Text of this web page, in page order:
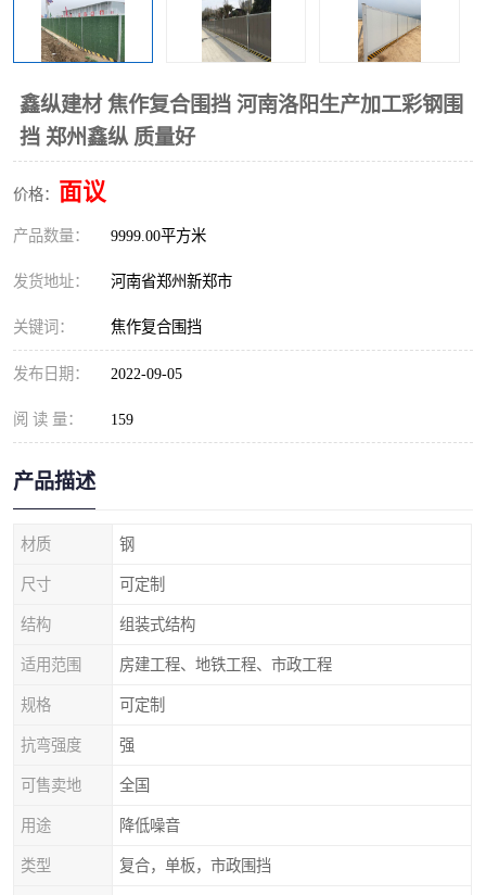
鑫纵建材 焦作复合围挡 河南洛阳生产加工彩钢围
挡 郑州鑫纵 质量好
价格： 面议
产品数量： 9999.00平方米
发货地址： 河南省郑州新郑市
关键词： 焦作复合围挡
发布日期： 2022-09-05
阅 读 量： 159
产品描述
材质 钢
尺寸 可定制
结构 组装式结构
适用范围 房建工程、地铁工程、市政工程
规格 可定制
抗弯强度 强
可售卖地 全国
用途 降低噪音
类型 复合，单板，市政围挡